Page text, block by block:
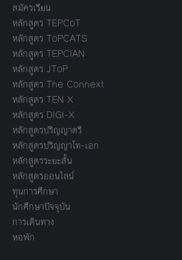
สมัครเรียน
หลักสูตร TEPCoT
หลักสูตร ToPCATS
หลักสูตร TEPCIAN
หลักสูตร JToP
หลักสูตร The Connext
หลักสูตร TEN X
หลักสูตร DIGI-X
หลักสูตรปริญญาตรี
หลักสูตรปริญญาโท-เอก
หลักสูตรระยะสั้น
หลักสูตรออนไลน์
ทุนการศึกษา
นักศึกษาปัจจุบัน
การเดินทาง
หอพัก